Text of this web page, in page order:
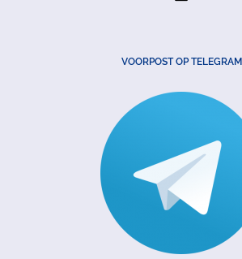
VOORPOST OP TELEGRAM